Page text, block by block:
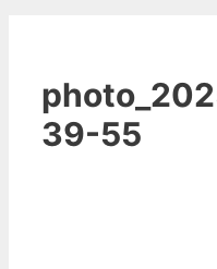
39-55